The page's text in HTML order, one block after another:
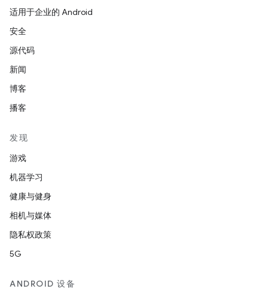
适用于企业的 Android
安全
源代码
新闻
博客
播客
发现
游戏
机器学习
健康与健身
相机与媒体
隐私权政策
5G
ANDROID 设备